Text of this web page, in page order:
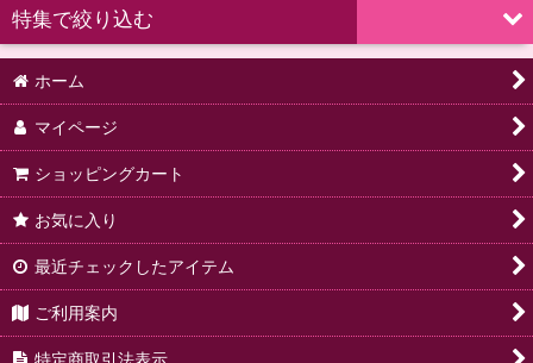
特集で絞り込む
【ToAlice Summer】
【ToAlice Chocolate Series】
【今週の新作商品】
【再販売予約商品】
【予約商品:11月上旬入荷予定】
ホーム
マイページ
ショッピングカート
お気に入り
最近チェックしたアイテム
ご利用案内
特定商取引法表示